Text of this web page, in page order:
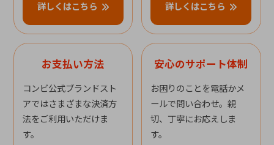
詳しくはこちら 詳しくはこちら
お支払い方法
コンビ公式ブランドスト
アではさまざまな決済方
法をご利用いただけま
す。
安心のサポート体制
お困りのことを電話かメ
ールで問い合わせ。親
切、丁寧にお応えしま
す。